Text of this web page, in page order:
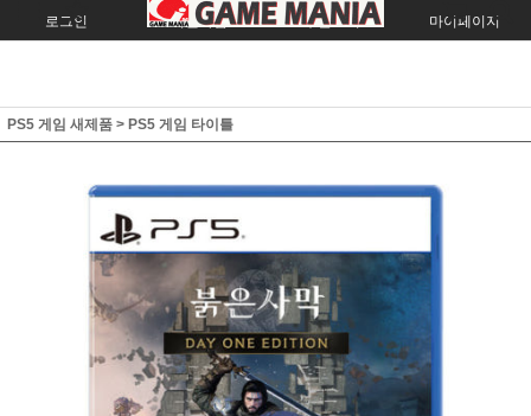
로그인 회원가입 주문조회 마이페이지
PS5 게임 새제품 > PS5 게임 타이틀